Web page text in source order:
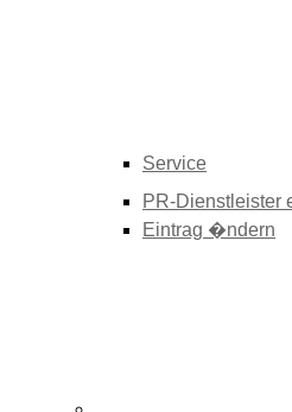
Service
PR-Dienstleister
Eintrag �ndern